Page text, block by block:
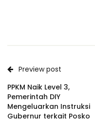
Preview post
PPKM Naik Level 3,
Pemerintah DIY
Mengeluarkan Instruksi
Gubernur terkait Posko